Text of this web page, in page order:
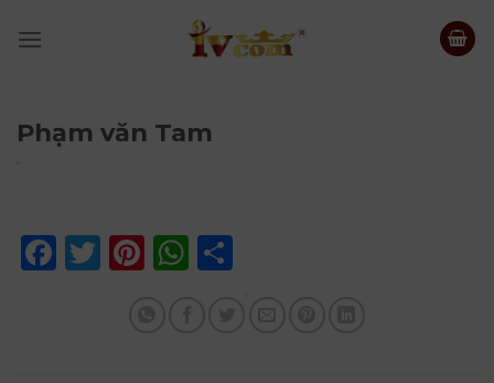
Phạm văn Tam
Facebook
Twitter
Pinterest
WhatsApp